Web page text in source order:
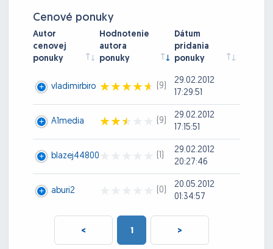
Cenové ponuky
Autor
cenovej
ponuky
Hodnotenie
autora
ponuky
Dátum
pridania
ponuky
vladimirbiro (9)
29.02.2012
17:29:51
A1media (9)
29.02.2012
17:15:51
blazej44800 (1)
29.02.2012
20:27:46
aburi2 (0)
20.05.2012
01:34:57
< 1 >